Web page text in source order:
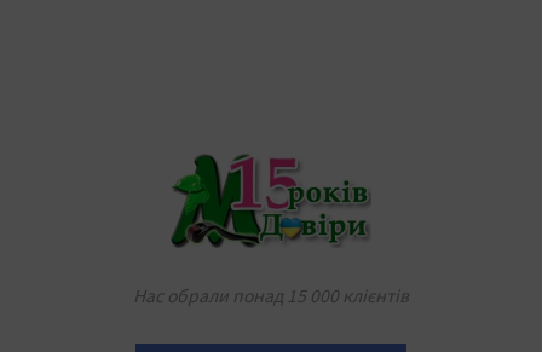
Нас обрали понад 15 000 клієнтів